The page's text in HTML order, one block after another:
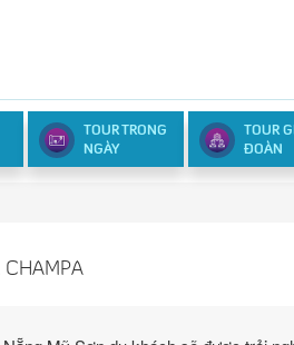
TOUR TRONG
NGÀY
TOUR
ĐOÀN
CHAMPA